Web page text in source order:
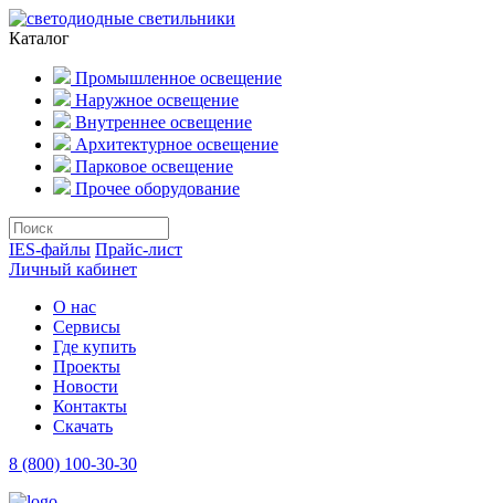
Каталог
Промышленное освещение
Наружное освещение
Внутреннее освещение
Архитектурное освещение
Парковое освещение
Прочее оборудование
IES-файлы Прайс-лист
Личный кабинет
О нас
Сервисы
Где купить
Проекты
Новости
Контакты
Скачать
8 (800) 100-30-30